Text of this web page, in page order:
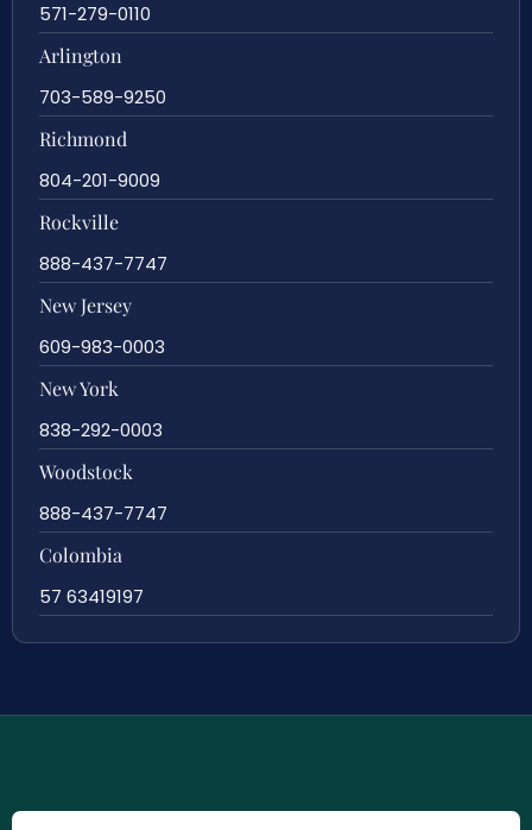
571-279-0110
Arlington
703-589-9250
Richmond
804-201-9009
Rockville
888-437-7747
New Jersey
609-983-0003
New York
838-292-0003
Woodstock
888-437-7747
Colombia
57 63419197